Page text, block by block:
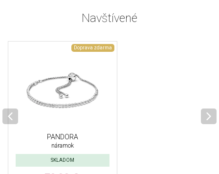
Navštívené
Doprava zdarma
PANDORA
náramok
SKLADOM